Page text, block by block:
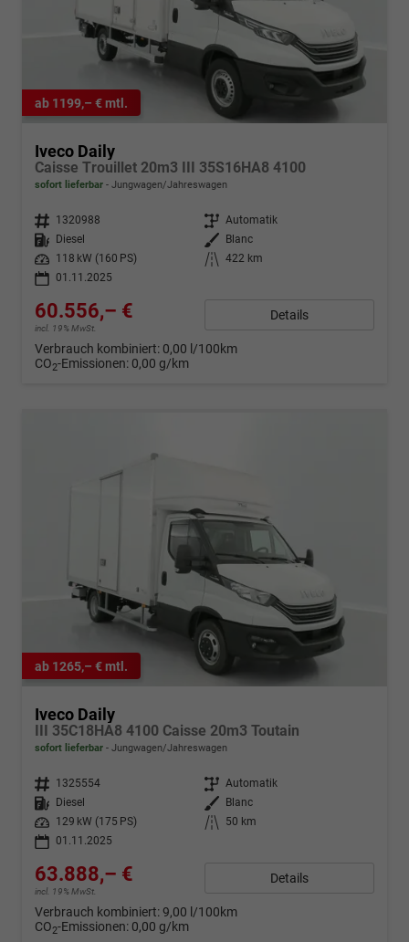
ab 1199,– € mtl.
Iveco Daily
Caisse Trouillet 20m3 III 35S16HA8 4100
sofort lieferbar Jungwagen/Jahreswagen
Fahrzeugnr. 1320988 Getriebe Automatik
Kraftstoff
Diesel Außenfarbe
Blanc
Leistung
118 kW (160 PS) Kilometerstand
422 km
01.11.2025
60.556,– €
incl. 19% MwSt.
Details
Verbrauch kombiniert: 0,00 l/100km
CO2-Emissionen: 0,00 g/km
ab 1265,– € mtl.
Iveco Daily
III 35C18HA8 4100 Caisse 20m3 Toutain
sofort lieferbar Jungwagen/Jahreswagen
Fahrzeugnr. 1325554 Getriebe Automatik
Kraftstoff
Diesel Außenfarbe
Blanc
Leistung
129 kW (175 PS) Kilometerstand
50 km
01.11.2025
63.888,– €
incl. 19% MwSt.
Details
Verbrauch kombiniert:9,00 l/100km
CO2-Emissionen: 0,00 g/km